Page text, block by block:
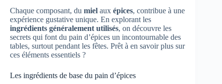
Chaque composant, du miel aux épices, contribue à une
expérience gustative unique. En explorant les
ingrédients généralement utilisés, on découvre les
secrets qui font du pain d’épices un incontournable des
tables, surtout pendant les fêtes. Prêt à en savoir plus sur
ces éléments essentiels ?
Les ingrédients de base du pain d’épices